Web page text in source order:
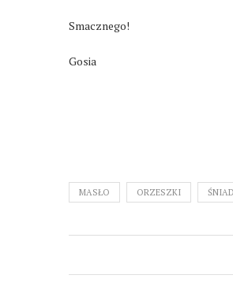
Smacznego!
Gosia
MASŁO ORZESZKI